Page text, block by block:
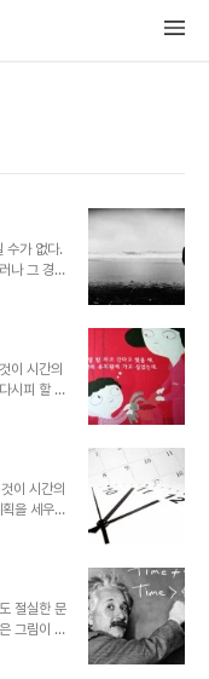
수가 없다.
나 그 경험
코 쉽지
처럼 느껴
있는지 아
람의 생각
이들을
었냐는 듯
이 시간의
시피 할 정
요. 어린
고대하며
그토록 시
이가 든 지
의 날들이
없을 정
이 시간의
을 세우고
하기도 합
렇게 도돌
현실이
시 생각해
오르는 건
군요. 나
절실한 문
그림이 돈
돈의 등